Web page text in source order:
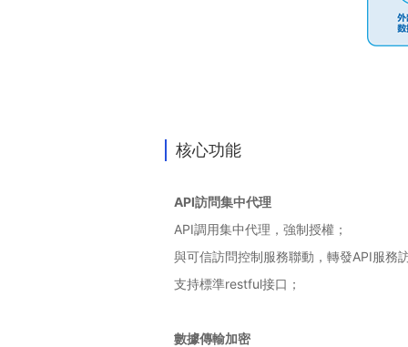
核心功能
API訪問集中代理
API調用集中代理，強制授權；
與可信訪問控制服務聯動，轉發API服務
支持標準restful接口；
數據傳輸加密